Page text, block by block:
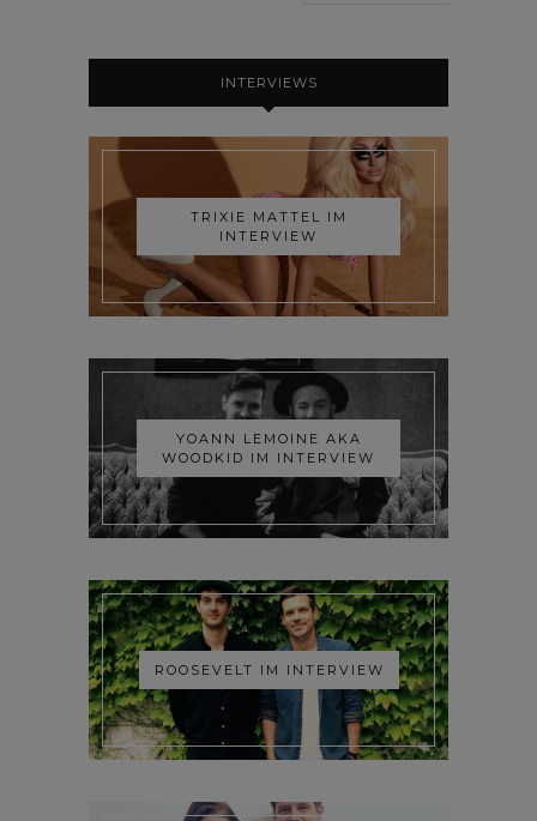
INTERVIEWS
TRIXIE MATTEL IM
INTERVIEW
YOANN LEMOINE AKA
WOODKID IM INTERVIEW
ROOSEVELT IM INTERVIEW